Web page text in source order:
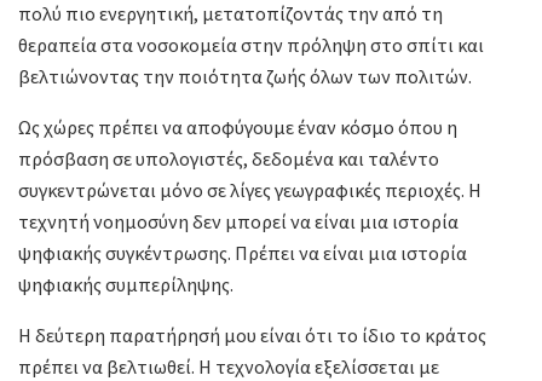
πολύ πιο ενεργητική, μετατοπίζοντάς την από τη
θεραπεία στα νοσοκομεία στην πρόληψη στο σπίτι και
βελτιώνοντας την ποιότητα ζωής όλων των πολιτών.
Ως χώρες πρέπει να αποφύγουμε έναν κόσμο όπου η
πρόσβαση σε υπολογιστές, δεδομένα και ταλέντο
συγκεντρώνεται μόνο σε λίγες γεωγραφικές περιοχές. Η
τεχνητή νοημοσύνη δεν μπορεί να είναι μια ιστορία
ψηφιακής συγκέντρωσης. Πρέπει να είναι μια ιστορία
ψηφιακής συμπερίληψης.
Η δεύτερη παρατήρησή μου είναι ότι το ίδιο το κράτος
πρέπει να βελτιωθεί. Η τεχνολογία εξελίσσεται με